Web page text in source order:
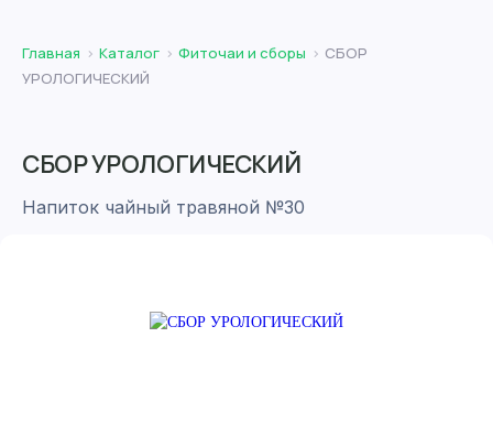
Главная Каталог Фиточаи и сборы
СБОР
УРОЛОГИЧЕСКИЙ
СБОР УРОЛОГИЧЕСКИЙ
Напиток чайный травяной №30